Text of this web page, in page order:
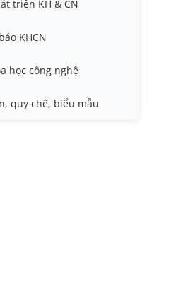
Nghị định thư
trí tuệ
tin ứng viên GS/PGS
chuẩn, quy chuẩn
quốc tế và hội nghị
triển KH & CN
KHCN
học công nghệ
quy chế, biểu mẫu